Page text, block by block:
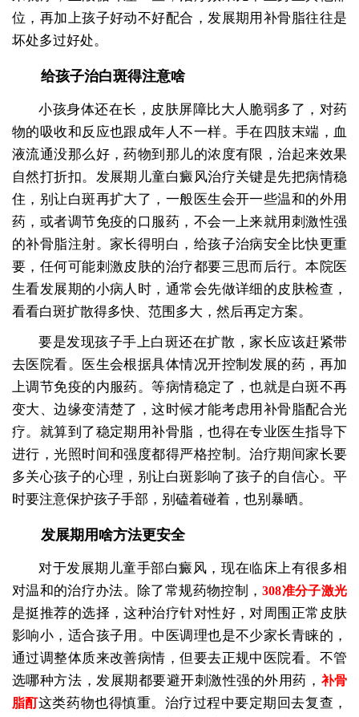
位，再加上孩子好动不好配合，发展期用补骨脂往往是
坏处多过好处。
给孩子治白斑得注意啥
小孩身体还在长，皮肤屏障比大人脆弱多了，对药
物的吸收和反应也跟成年人不一样。手在四肢末端，血
液流通没那么好，药物到那儿的浓度有限，治起来效果
自然打折扣。发展期儿童白癜风治疗关键是先把病情稳
住，别让白斑再扩大了，一般医生会开一些温和的外用
药，或者调节免疫的口服药，不会一上来就用刺激性强
的补骨脂注射。家长得明白，给孩子治病安全比快更重
要，任何可能刺激皮肤的治疗都要三思而后行。本院医
生看发展期的小病人时，通常会先做详细的皮肤检查，
看看白斑扩散得多快、范围多大，然后再定方案。
要是发现孩子手上白斑还在扩散，家长应该赶紧带
去医院看。医生会根据具体情况开控制发展的药，再加
上调节免疫的内服药。等病情稳定了，也就是白斑不再
变大、边缘变清楚了，这时候才能考虑用补骨脂配合光
疗。就算到了稳定期用补骨脂，也得在专业医生指导下
进行，光照时间和强度都得严格控制。治疗期间家长要
多关心孩子的心理，别让白斑影响了孩子的自信心。平
时要注意保护孩子手部，别磕着碰着，也别暴晒。
发展期用啥方法更安全
对于发展期儿童手部白癜风，现在临床上有很多相
对温和的治疗办法。除了常规药物控制，308准分子激光
是挺推荐的选择，这种治疗针对性好，对周围正常皮肤
影响小，适合孩子用。中医调理也是不少家长青睐的，
通过调整体质来改善病情，但要去正规中医院看。不管
选哪种方法，发展期都要避开刺激性强的外用药， 补骨
脂酊这类药物也得慎重。治疗过程中要定期回去复查，